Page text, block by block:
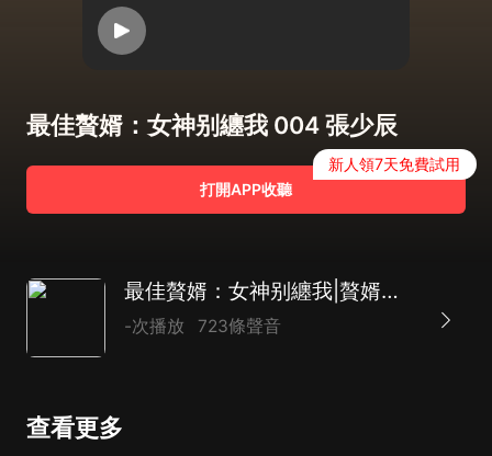
最佳贅婿：女神别纏我 004 張少辰
打開APP收聽
新人領7天免費試用
最佳贅婿：女神别纏我|贅婿逆襲傳奇
-次播放 723條聲音
查看更多